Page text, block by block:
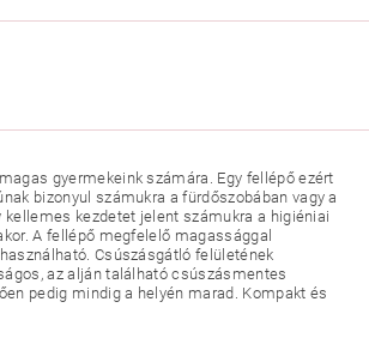
gyermekeink számára. Egy fellépő ezért
bizonyul számukra a fürdőszobában vagy a
kellemes kezdetet jelent számukra a higiéniai
A fellépő megfelelő magassággal
Csúszásgátló felületének
az alján található csúszásmentes
pedig mindig a helyén marad. Kompakt és